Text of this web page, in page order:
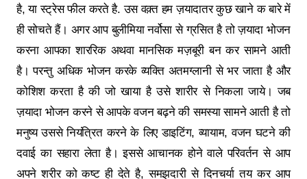
है, या स्ट्रेस फील करते है. उस वक़्त हम ज़यादातर कुछ खाने क बारे में
ही सोचते हैं। अगर आप बुलीमिया नर्वोसा से ग्रसित है तो ज़यादा भोजन
करना आपका शाररिक अथवा मानसिक मज़बूरी बन कर सामने आती
है। परन्तु अधिक भोजन करके व्यक्ति अतमग्लानी से भर जाता है और
कोशिश करता है की जो खाया है उसे शारीर से निकला जाये। जब
ज़यादा भोजन करने से आपके वजन बढ़ने की समस्या सामने आती है तो
मनुष्य उससे नियंत्रित करने के लिए डाइटिंग, व्यायाम, वजन घटने की
दवाई का सहारा लेता है। इससे आचानक होने वाले परिवर्तन से आप
अपने शरीर को कष्ट ही देते है, समझदारी से दिनचर्या तय कर आप